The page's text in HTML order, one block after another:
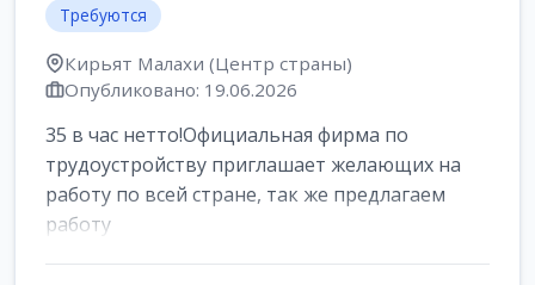
Требуются
Кирьят Малахи (Центр страны)
Опубликовано: 19.06.2026
35 в час нетто!Официальная фирма по
трудоустройству приглашает желающих на
работу по всей стране, так же предлагаем
работу